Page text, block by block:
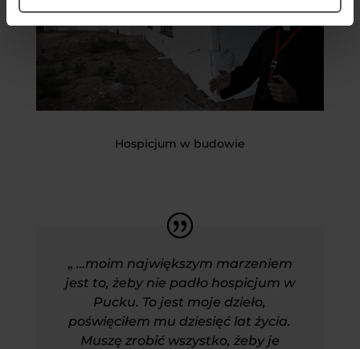
Hospicjum w budowie
„ …moim największym marzeniem
jest to, żeby nie padło hospicjum w
Pucku. To jest moje dzieło,
poświęciłem mu dziesięć lat życia.
Muszę zrobić wszystko, żeby je